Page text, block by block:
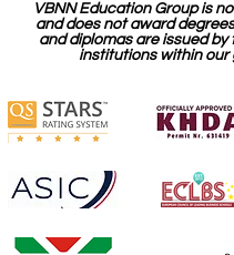
VBNN Education Group is
and does not award
and diplomas are issued by
institutions within our